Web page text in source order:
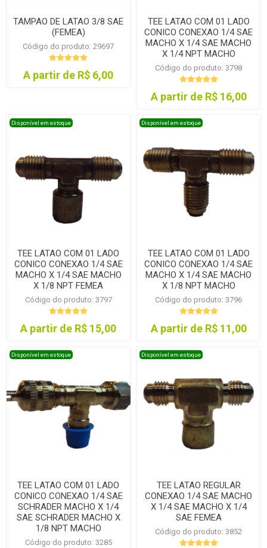
TAMPAO DE LATAO 3/8 SAE
(FEMEA)
Código do produto: 29697
A partir de R$ 6,00
TEE LATAO COM 01 LADO
CONICO CONEXAO 1/4 SAE
MACHO X 1/4 SAE MACHO
X 1/4 NPT MACHO
Código do produto: 3798
A partir de R$ 16,00
Disponível em estoque
TEE LATAO COM 01 LADO
CONICO CONEXAO 1/4 SAE
MACHO X 1/4 SAE MACHO
X 1/8 NPT FEMEA
Código do produto: 3797
A partir de R$ 15,00
Disponível em estoque
TEE LATAO COM 01 LADO
CONICO CONEXAO 1/4 SAE
MACHO X 1/4 SAE MACHO
X 1/8 NPT MACHO
Código do produto: 3796
A partir de R$ 11,00
Disponível em estoque
TEE LATAO COM 01 LADO
CONICO CONEXAO 1/4 SAE
SCHRADER MACHO X 1/4
SAE SCHRADER MACHO X
1/8 NPT MACHO
Código do produto: 3285
Disponível em estoque
TEE LATAO REGULAR
CONEXAO 1/4 SAE MACHO
X 1/4 SAE MACHO X 1/4
SAE FEMEA
Código do produto: 3852